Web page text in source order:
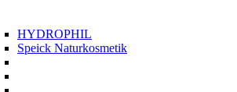
HYDROPHIL
Speick Naturkosmetik